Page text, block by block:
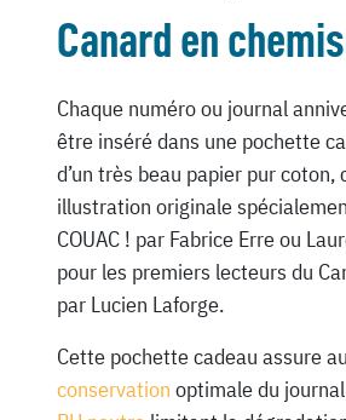
Canard en
Chaque numéro ou journal
être inséré dans une pochette
d’un très beau papier pur
illustration originale
COUAC ! par Fabrice Erre ou
pour les premiers lecteurs du
par Lucien Laforge.
Cette pochette cadeau assure
conservation optimale du